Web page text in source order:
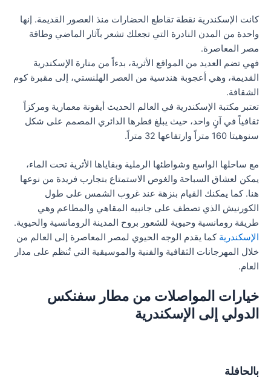
كانت الإسكندرية نقطة تقاطع الحضارات منذ العصور القديمة. إنها
واحدة من المدن النادرة التي تجعلك تشعر بآثار الماضي وطاقة
مصر المعاصرة.
فهي تضم العديد من المواقع الأثرية، بدءاً من منارة الإسكندرية
القديمة، وهي أعجوبة هندسية من العصر الهلنستي، إلى مقبرة كوم
الشقافة.
تعتبر مكتبة الإسكندرية في العالم الحديث أيقونة معمارية ومركزاً
ثقافياً في آنٍ واحد، حيث يبلغ قطرها الدائري المصمم على شكل
سنوهيتا 160 متراً وارتفاعها 32 متراً.
مع ساحلها الواسع وشواطئها الرملية وبقاياها الأثرية تحت الماء،
يمكن لعشاق السباحة والغوص الاستمتاع بتجارب فريدة من نوعها
هنا. كما يمكنك القيام بنزهة عند غروب الشمس على طول
الكورنيش الذي تصطف على جانبيه المقاهي والمطاعم وهي
طريقة رومانسية وحيوية للشعور بروح المدينة الرومانسية والحيوية.
الإسكندرية كما يقدم الوجه الحيوي لمصر المعاصرة إلى العالم من
خلال المهرجانات الثقافية والفنية والموسيقية التي تُنظم على مدار
العام.
خيارات المواصلات من مطار سفنكس
الدولي إلى الإسكندرية
بالحافلة